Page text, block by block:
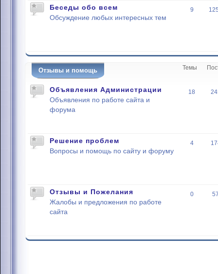
Беседы обо всем
Обсуждение любых интересных тем
9
Отзывы и помощь Темы
Объявления Администрации
Объявления по работе сайта и
форума
18
Решение проблем
Вопросы и помощь по сайту и форуму
4
Отзывы и Пожелания
Жалобы и предложения по работе
сайта
0